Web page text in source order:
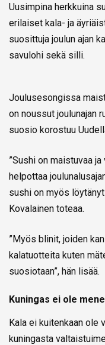
Uusimpina herkkuina
erilaiset kala- ja
suosittuja joulun ajan
savulohi sekä silli.
Joulusesongissa
on noussut joulunajan
suosio korostuu
”Sushi on maistuvaa
helpottaa
sushi on myös
Kovalainen toteaa.
”Myös blinit, joiden
kalatuotteita kuten
suosiotaan”, hän lisää.
Kuningas ei ole
Kala ei kuitenkaan ole
kuningasta